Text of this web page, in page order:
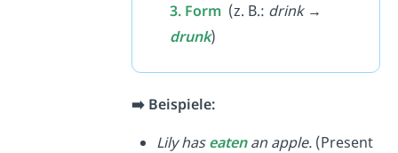
3. Form (z. B.: drink →
drunk)
➡️ Beispiele:
Lily haseatenan apple. (Present